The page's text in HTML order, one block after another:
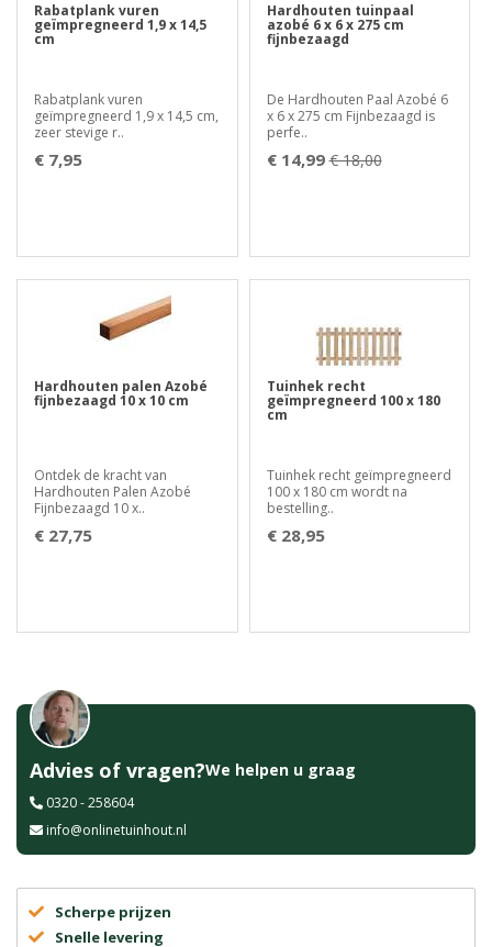
Rabatplank vuren
geïmpregneerd 1,9 x 14,5
cm
Rabatplank vuren
geïmpregneerd 1,9 x 14,5 cm,
zeer stevige r..
€ 7,95
Hardhouten tuinpaal
azobé 6 x 6 x 275 cm
fijnbezaagd
De Hardhouten Paal Azobé 6
x 6 x 275 cm Fijnbezaagd is
perfe..
€ 14,99 € 18,00
Hardhouten palen Azobé
fijnbezaagd 10 x 10 cm
Ontdek de kracht van
Hardhouten Palen Azobé
Fijnbezaagd 10 x..
€ 27,75
Tuinhek recht
geïmpregneerd 100 x 180
cm
Tuinhek recht geïmpregneerd
100 x 180 cm wordt na
bestelling..
€ 28,95
Advies of vragen?We helpen u graag
0320 - 258604
info@onlinetuinhout.nl
Scherpe prijzen
Snelle levering